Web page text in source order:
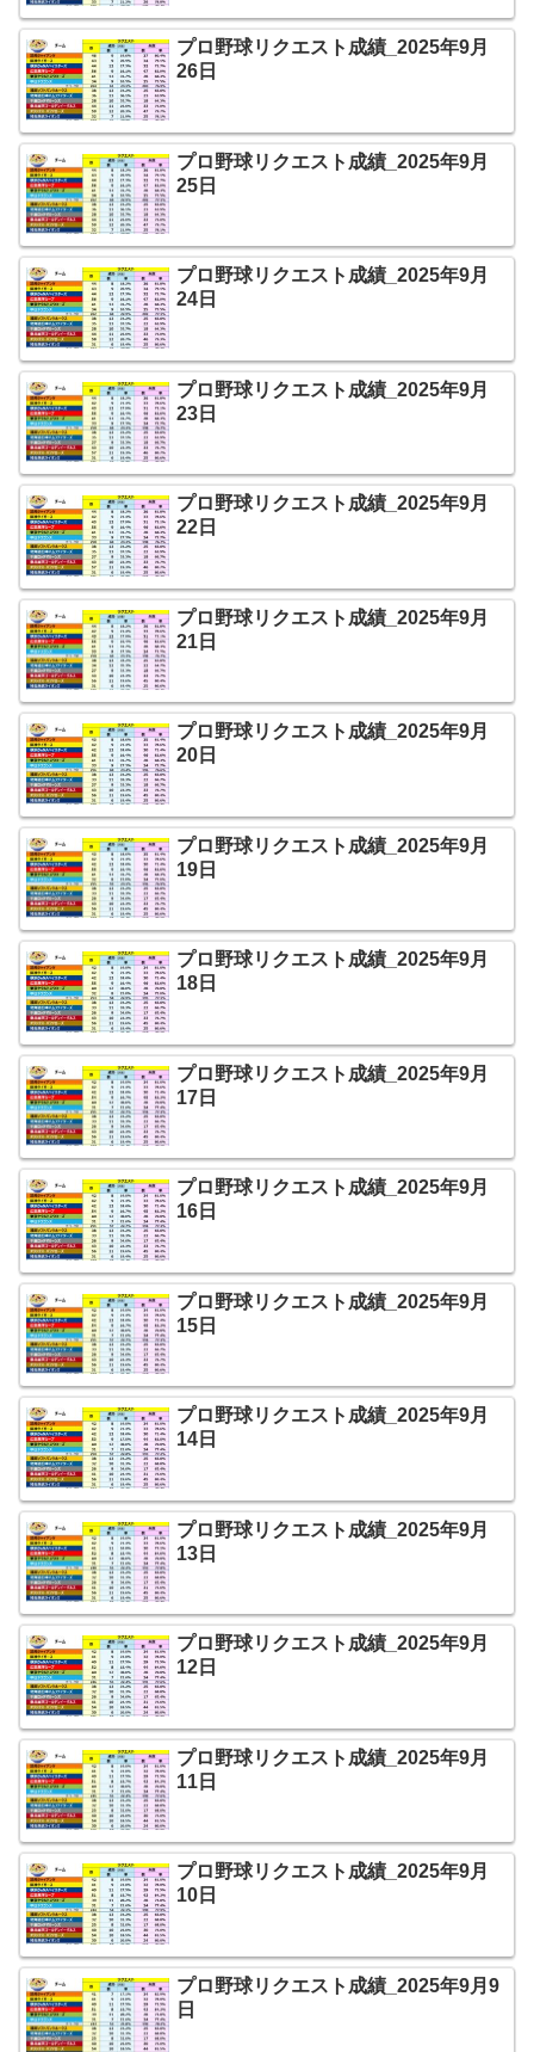
プロ野球リクエスト成績_2025年9月
26日
プロ野球リクエスト成績_2025年9月
25日
プロ野球リクエスト成績_2025年9月
24日
プロ野球リクエスト成績_2025年9月
23日
プロ野球リクエスト成績_2025年9月
22日
プロ野球リクエスト成績_2025年9月
21日
プロ野球リクエスト成績_2025年9月
20日
プロ野球リクエスト成績_2025年9月
19日
プロ野球リクエスト成績_2025年9月
18日
プロ野球リクエスト成績_2025年9月
17日
プロ野球リクエスト成績_2025年9月
16日
プロ野球リクエスト成績_2025年9月
15日
プロ野球リクエスト成績_2025年9月
14日
プロ野球リクエスト成績_2025年9月
13日
プロ野球リクエスト成績_2025年9月
12日
プロ野球リクエスト成績_2025年9月
11日
プロ野球リクエスト成績_2025年9月
10日
プロ野球リクエスト成績_2025年9月9
日